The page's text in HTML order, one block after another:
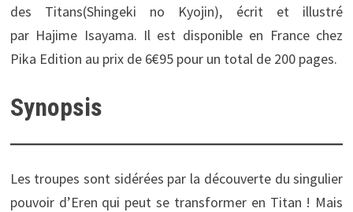
des Titans(Shingeki no Kyojin), écrit et illustré
par Hajime Isayama. Il est disponible en France chez
Pika Edition au prix de 6€95 pour un total de 200 pages.
Synopsis
Les troupes sont sidérées par la découverte du singulier
pouvoir d’Eren qui peut se transformer en Titan ! Mais